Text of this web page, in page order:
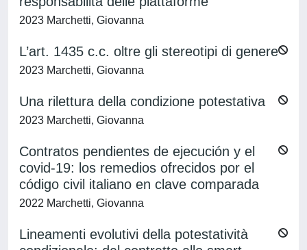
2023 Marchetti, Giovanna
L’art. 1435 c.c. oltre gli stereotipi di genere
2023 Marchetti, Giovanna
Una rilettura della condizione potestativa
2023 Marchetti, Giovanna
Contratos pendientes de ejecución y el
covid-19: los remedios ofrecidos por el
código civil italiano en clave comparada
2022 Marchetti, Giovanna
Lineamenti evolutivi della potestatività